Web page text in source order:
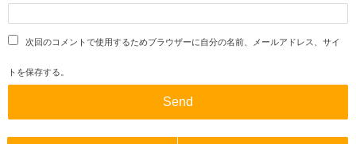
次回のコメントで使用するためブラウザーに自分の名前、メールアドレス、サイ
トを保存する。